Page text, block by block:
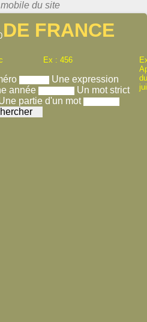
FRANCE
Ex : 456
Une expression
année
Un mot strict
partie d'un mot